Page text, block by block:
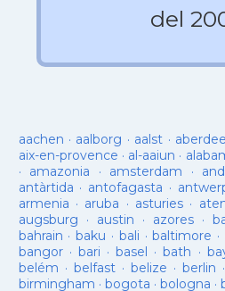
del
aachen · aalborg · aalst ·
aix-en-provence · al-aaiun ·
· amazonia · amsterdam ·
antàrtida · antofagasta ·
armenia · aruba · asturies·
augsburg · austin · azores·
bahrain ·baku · bali ·baltimore ·
bangor· bari ·basel ·bath ·
belém · belfast· belize · berlin
birmingham · bogota · bologna ·